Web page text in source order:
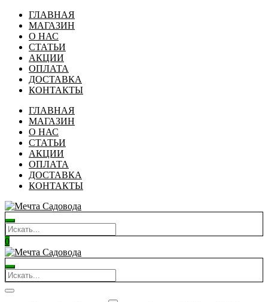
ГЛАВНАЯ
МАГАЗИН
О НАС
СТАТЬИ
АКЦИИ
ОПЛАТА
ДОСТАВКА
КОНТАКТЫ
ГЛАВНАЯ
МАГАЗИН
О НАС
СТАТЬИ
АКЦИИ
ОПЛАТА
ДОСТАВКА
КОНТАКТЫ
0